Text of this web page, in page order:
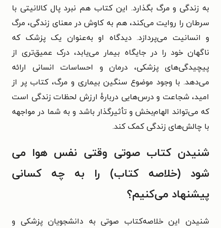
به زندگی و مرگ بگذارد. این کتاب هم نبرد پال کالانیتی با
سرطان را روایت می‌کند، هم به کاوش در معنای زندگی، مرگ
و انسانیت می‌پردازد. دیدگاه او به‌عنوان یک پزشک که
ناگهان خود را در جایگاه بیمار می‌یابد، درک عمیق‌تری از
پیچیدگی‌های پزشکی، درمان و احساسات انسانی ارائه
می‌دهد. با وجود موضوع سنگین بیماری و مرگ، کتاب پر از
امید، شجاعت و درس‌هایی دربارهٔ ارزش لحظات زندگی است
که می‌تواند الهام‌بخش و تأثیرگذار باشد و به شما در مواجهه
با چالش‌های زندگی کمک کند.
شنیدن کتاب صوتی وقتی نفس هوا می‌
شود (خلاصه کتاب) را به چه کسانی
پیشنهاد می‌کنیم؟
شنیدن این خلاصه‌کتاب صوتی به دانشجویان پزشکی و